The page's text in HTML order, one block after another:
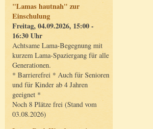
"Lamas hautnah" zur
Einschulung
Freitag, 04.09.2026, 15:00 -
16:30 Uhr
Achtsame Lama-Begegnung mit
kurzem Lama-Spaziergang für alle
Generationen.
* Barrierefrei * Auch für Senioren
und für Kinder ab 4 Jahren
geeignet *
Noch 8 Plätze frei (Stand vom
03.08.2026)